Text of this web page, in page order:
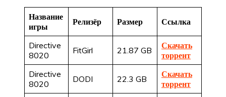
Название
игры
Релизёр Размер Ссылка
Directive
8020
FitGirl 21.87 GB
Скачать
торрент
Directive
8020
DODI 22.3 GB
Скачать
торрент